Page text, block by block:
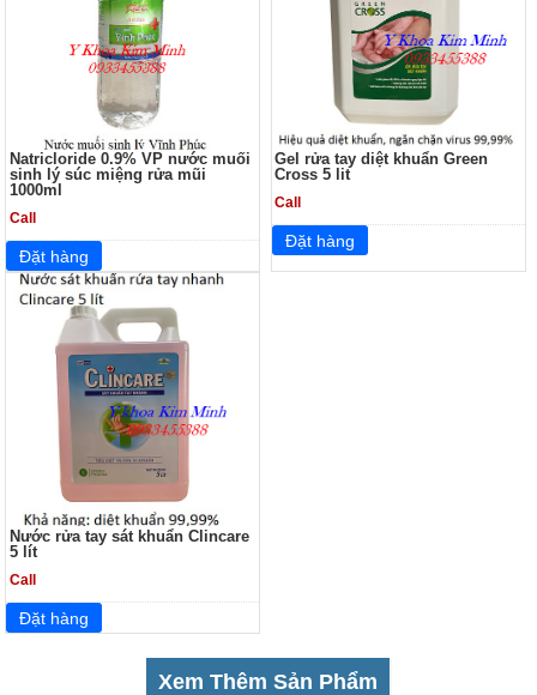
Natricloride 0.9% VP nước muối
sinh lý súc miệng rửa mũi
1000ml
Call
Gel rửa tay diệt khuẩn Green
Cross 5 lit
Call
Nước rửa tay sát khuẩn Clincare
5 lít
Call
Xem Thêm Sản Phẩm